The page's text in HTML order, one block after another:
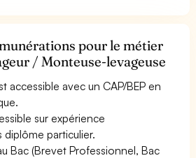
pour le métier
/ Monteuse-levageuse
accessible avec un CAP/BEP en
sur expérience
particulier.
Bac (Brevet Professionnel, Bac